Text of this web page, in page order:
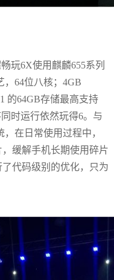
玩6X使用麒麟655系列
，64位八核；4GB
的64GB存储最高支持
时运行依然玩得6。与
在日常使用过程中，
缓解手机长期使用碎片
代码级别的优化，只为